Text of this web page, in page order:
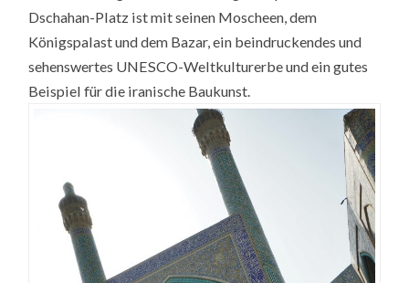
Dschahan-Platz ist mit seinen Moscheen, dem
Königspalast und dem Bazar, ein beindruckendes und
sehenswertes UNESCO-Weltkulturerbe und ein gutes
Beispiel für die iranische Baukunst.